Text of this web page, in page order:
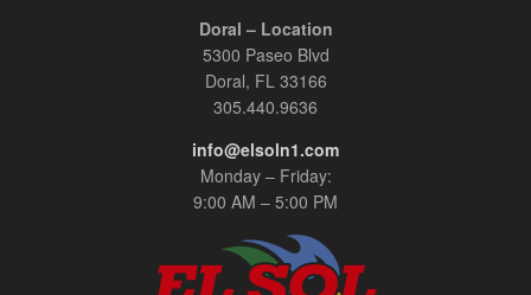
Doral – Location
5300 Paseo Blvd
Doral, FL 33166
305.440.9636
info@elsoln1.com
Monday – Friday:
9:00 AM – 5:00 PM